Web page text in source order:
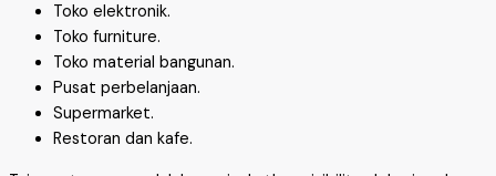
Toko elektronik.
Toko furniture.
Toko material bangunan.
Pusat perbelanjaan.
Supermarket.
Restoran dan kafe.